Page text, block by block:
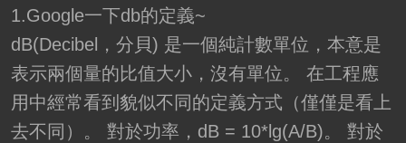
1.Google一下db的定義~
dB(Decibel，分貝) 是一個純計數單位，本意是
表示兩個量的比值大小，沒有單位。 在工程應
用中經常看到貌似不同的定義方式（僅僅是看上
去不同）。 對於功率，dB = 10*lg(A/B)。 對於